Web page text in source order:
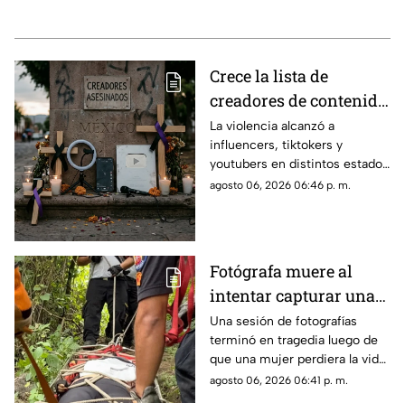
Crece la lista de
creadores de contenido
asesinados en México;
al menos una decena
de casos en los últimos
años
La violencia alcanzó a
influencers, tiktokers y
youtubers en distintos estados
del país.
agosto 06, 2026 06:46 p. m.
Fotógrafa muere al
intentar capturar una
imagen; cayó de una
peña
Una sesión de fotografías
terminó en tragedia luego de
que una mujer perdiera la vida
tras caer desde lo alto de una
agosto 06, 2026 06:41 p. m.